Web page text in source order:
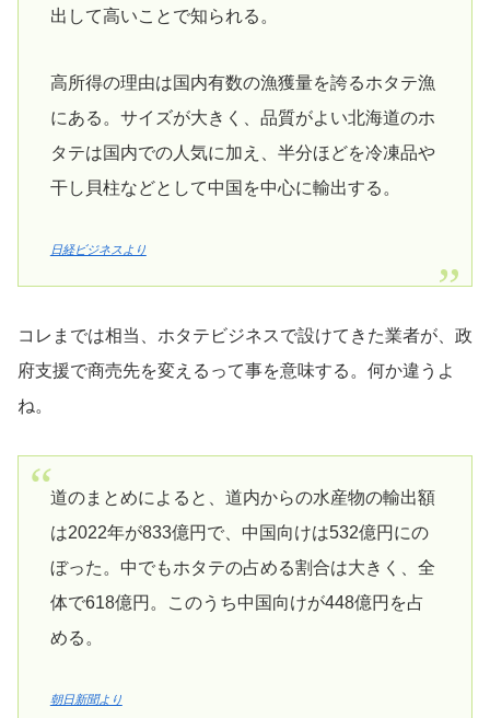
出して高いことで知られる。
高所得の理由は国内有数の漁獲量を誇るホタテ漁
にある。サイズが大きく、品質がよい北海道のホ
タテは国内での人気に加え、半分ほどを冷凍品や
干し貝柱などとして中国を中心に輸出する。
日経ビジネスより
コレまでは相当、ホタテビジネスで設けてきた業者が、政
府支援で商売先を変えるって事を意味する。何か違うよ
ね。
道のまとめによると、道内からの水産物の輸出額
は2022年が833億円で、中国向けは532億円にの
ぼった。中でもホタテの占める割合は大きく、全
体で618億円。このうち中国向けが448億円を占
める。
朝日新聞より